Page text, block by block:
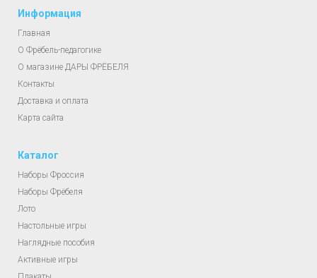
Информация
Главная
О Фрёбель-педагогике
О магазине ДАРЫ ФРЁБЕЛЯ
Контакты
Доставка и оплата
Карта сайта
Каталог
Наборы Фроссия
Наборы Фрёбеля
Лото
Настольные игры
Наглядные пособия
Активные игры